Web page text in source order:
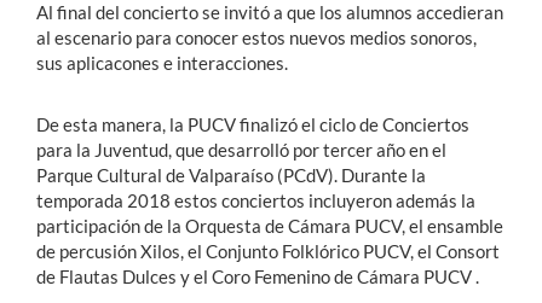
Al final del concierto se invitó a que los alumnos accedieran
al escenario para conocer estos nuevos medios sonoros,
sus aplicacones e interacciones.
De esta manera, la PUCV finalizó el ciclo de Conciertos
para la Juventud, que desarrolló por tercer año en el
Parque Cultural de Valparaíso (PCdV). Durante la
temporada 2018 estos conciertos incluyeron además la
participación de la Orquesta de Cámara PUCV, el ensamble
de percusión Xilos, el Conjunto Folklórico PUCV, el Consort
de Flautas Dulces y el Coro Femenino de Cámara PUCV .